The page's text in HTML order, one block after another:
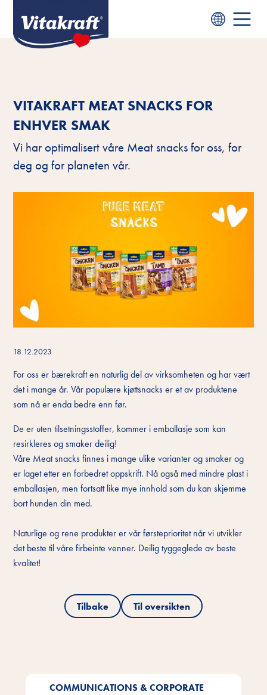
VITAKRAFT MEAT SNACKS FOR
ENHVER SMAK
Vi har optimalisert våre Meat snacks for oss, for
deg og for planeten vår.
18.12.2023
For oss er bærekraft en naturlig del av virksomheten og har vært
det i mange år. Vår populære kjøttsnacks er et av produktene
som nå er enda bedre enn før.
De er uten tilsetningsstoffer, kommer i emballasje som kan
resirkleres og smaker deilig!
Våre Meat snacks finnes i mange ulike varianter og smaker og
er laget etter en forbedret oppskrift. Nå også med mindre plast i
emballasjen, men fortsatt like mye innhold som du kan skjemme
bort hunden din med.
Naturlige og rene produkter er vår førsteprioritet når vi utvikler
det beste til våre firbeinte venner. Deilig tyggeglede av beste
kvalitet!
Tilbake Til oversikten
COMMUNICATIONS & CORPORATE